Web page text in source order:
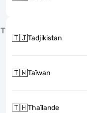
T
🇹🇯Tadjikistan
🇹🇼Taïwan
🇹🇭Thaïlande